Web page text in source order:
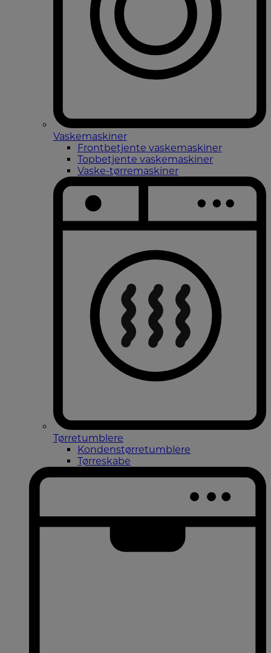
Vaskemaskiner
Frontbetjente vaskemaskiner
Topbetjente vaskemaskiner
Vaske-tørremaskiner
Tørretumblere
Kondenstørretumblere
Tørreskabe